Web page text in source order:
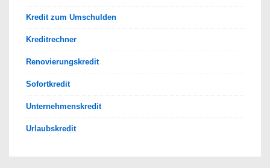
Kredit zum Umschulden
Kreditrechner
Renovierungskredit
Sofortkredit
Unternehmenskredit
Urlaubskredit